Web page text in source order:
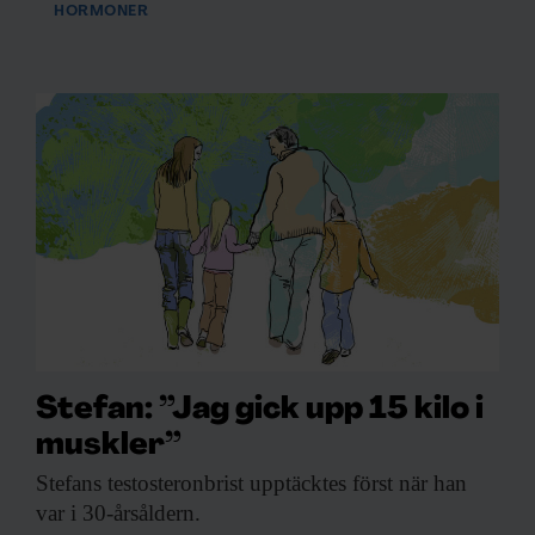
HORMONER
Stefan: ”Jag gick upp 15 kilo i
muskler”
Stefans testosteronbrist upptäcktes först när han
var i 30-årsåldern.